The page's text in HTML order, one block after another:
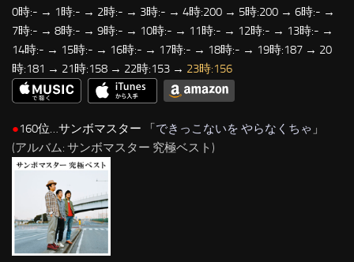
0時:- → 1時:- → 2時:- → 3時:- → 4時:200 → 5時:200 → 6時:- →
7時:- → 8時:- → 9時:- → 10時:- → 11時:- → 12時:- → 13時:- →
14時:- → 15時:- → 16時:- → 17時:- → 18時:- → 19時:187 → 20
時:181 → 21時:158 → 22時:153 → 23時:156
●160位…サンボマスター 「 できっこないを やらなくちゃ 」
(アルバム: サンボマスター 究極ベスト)